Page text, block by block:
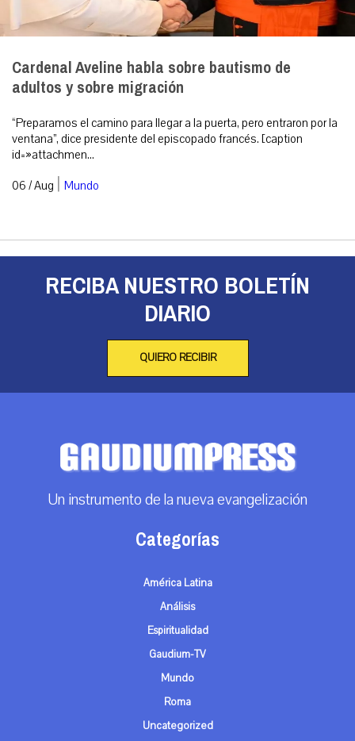
Cardenal Aveline habla sobre bautismo de
adultos y sobre migración
“Preparamos el camino para llegar a la puerta, pero entraron por la
ventana”, dice presidente del episcopado francés. [caption
id=»attachmen...
06 / Aug | Mundo
RECIBA NUESTRO BOLETÍN
DIARIO
QUIERO RECIBIR
Un instrumento de la nueva evangelización
Categorías
América Latina
Análisis
Espiritualidad
Gaudium-TV
Mundo
Roma
Uncategorized